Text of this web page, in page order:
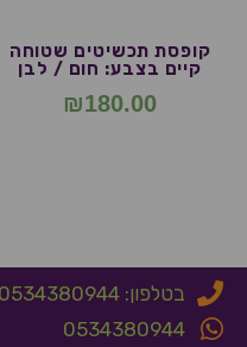
קופסת תכשיטים שטוחה
קיים בצבע: חום / לבן
₪180.00
בטלפון: 0534380944 (מענה בשעות הבוקר בלבד)
0534380944